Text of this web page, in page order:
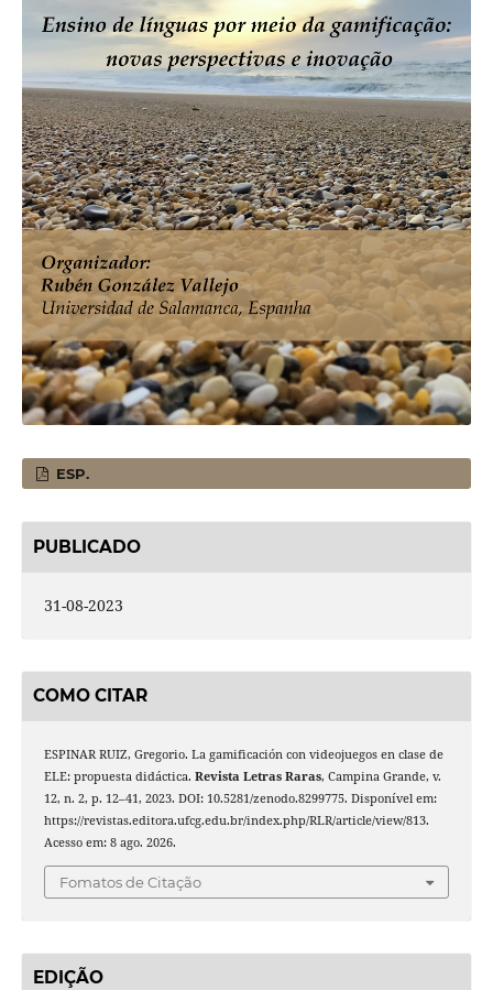
ESP.
PUBLICADO
31-08-2023
COMO CITAR
ESPINAR RUIZ, Gregorio. La gamificación con videojuegos en clase de
ELE: propuesta didáctica. Revista Letras Raras, Campina Grande, v.
12, n. 2, p. 12–41, 2023. DOI: 10.5281/zenodo.8299775. Disponível em:
https://revistas.editora.ufcg.edu.br/index.php/RLR/article/view/813.
Acesso em: 8 ago. 2026.
Fomatos de Citação
EDIÇÃO